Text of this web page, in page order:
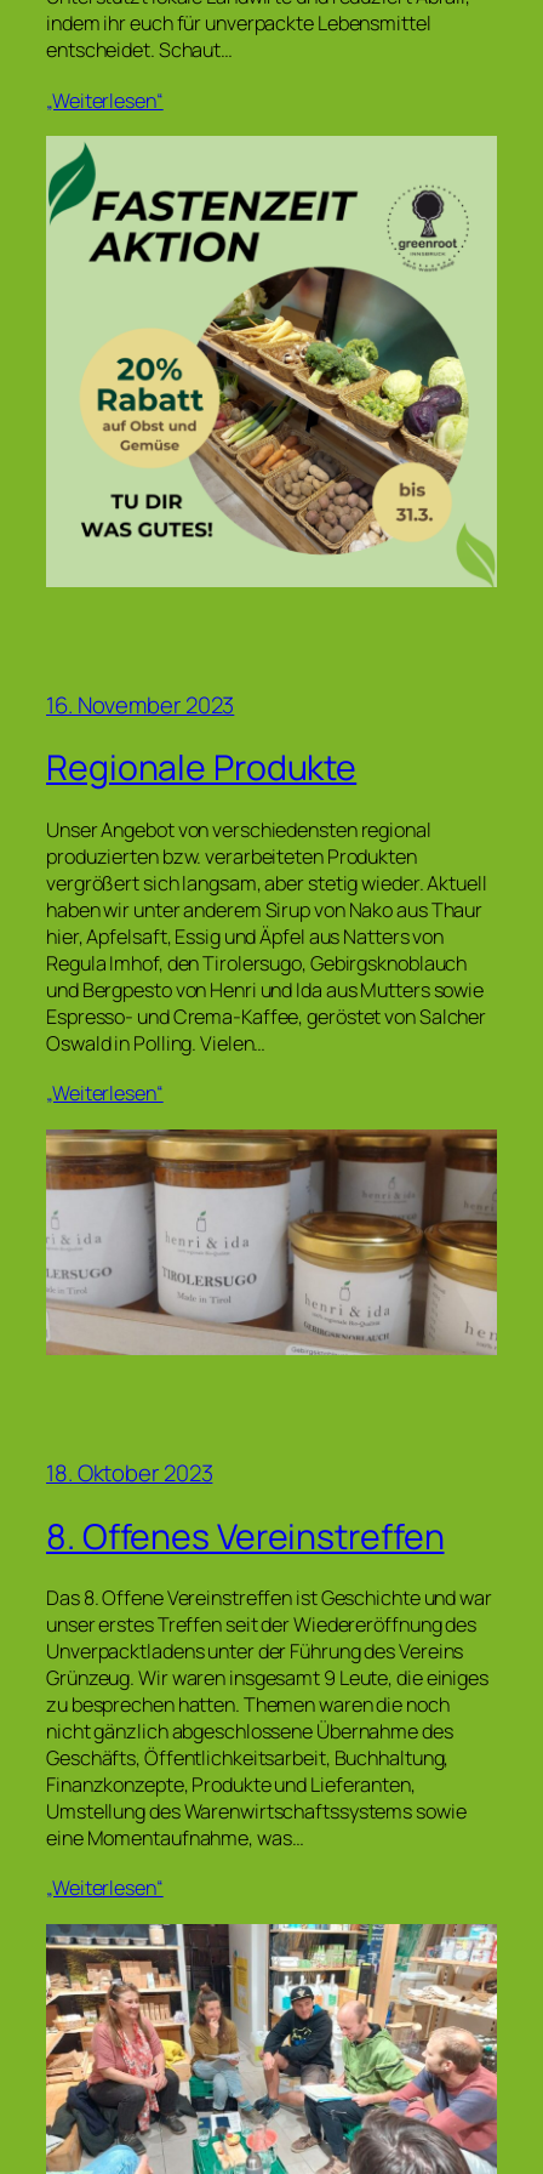
indem ihr euch für unverpackte Lebensmittel
entscheidet. Schaut…
„Weiterlesen“
16. November 2023
Regionale Produkte
Unser Angebot von verschiedensten regional
produzierten bzw. verarbeiteten Produkten
vergrößert sich langsam, aber stetig wieder. Aktuell
haben wir unter anderem Sirup von Nako aus Thaur
hier, Apfelsaft, Essig und Äpfel aus Natters von
Regula Imhof, den Tirolersugo, Gebirgsknoblauch
und Bergpesto von Henri und Ida aus Mutters sowie
Espresso- und Crema-Kaffee, geröstet von Salcher
Oswald in Polling. Vielen…
„Weiterlesen“
18. Oktober 2023
8. Offenes Vereinstreffen
Das 8. Offene Vereinstreffen ist Geschichte und war
unser erstes Treffen seit der Wiedereröffnung des
Unverpacktladens unter der Führung des Vereins
Grünzeug. Wir waren insgesamt 9 Leute, die einiges
zu besprechen hatten. Themen waren die noch
nicht gänzlich abgeschlossene Übernahme des
Geschäfts, Öffentlichkeitsarbeit, Buchhaltung,
Finanzkonzepte, Produkte und Lieferanten,
Umstellung des Warenwirtschaftssystems sowie
eine Momentaufnahme, was…
„Weiterlesen“